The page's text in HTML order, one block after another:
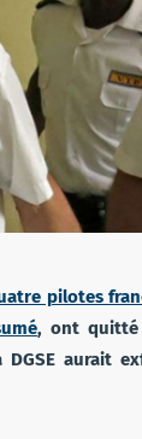
pilotes
, ont quitté
DGSE aurait